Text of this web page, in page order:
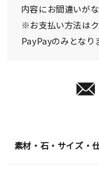
内容にお間違いが
※お支払い方法はク
PayPayのみとなり
素材・石・サイズ・